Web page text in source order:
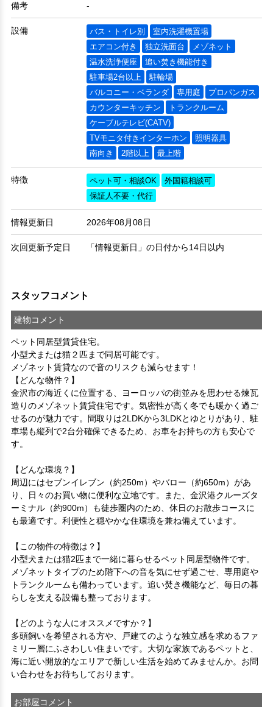
備考 -
設備 バス・トイレ別
室内洗濯機置場
エアコン付き
独立洗面台
メゾネット
温水洗浄便座
追い焚き機能付き
駐車場2台以上
駐輪場
バルコニー・ベランダ
専用庭
プロパンガス
カウンターキッチン
トランクルーム
ケーブルテレビ(CATV)
TVモニタ付きインターホン
照明器具
南向き
2階以上 最上階
特徴 ペット可・相談OK
外国籍相談可
保証人不要・代行
情報更新日 2026年08月08日
次回更新予定日 「情報更新日」の日付から14日以内
スタッフコメント
建物コメント
ペット同居型賃貸住宅。
小型犬または猫２匹まで同居可能です。
メゾネット賃貸なので音のリスクも減らせます！
【どんな物件？】
金沢市の海近くに位置する、ヨーロッパの街並みを思わせる煉瓦
造りのメゾネット賃貸住宅です。気密性が高く冬でも暖かく過ご
せるのが魅力です。間取りは2LDKから3LDKとゆとりがあり、駐
車場も縦列で2台分確保できるため、お車をお持ちの方も安心で
す。
【どんな環境？】
周辺にはセブンイレブン（約250m）やバロー（約650m）があ
り、日々のお買い物に便利な立地です。また、金沢港クルーズタ
ーミナル（約900m）も徒歩圏内のため、休日のお散歩コースに
も最適です。利便性と穏やかな住環境を兼ね備えています。
【この物件の特徴は？】
小型犬または猫2匹まで一緒に暮らせるペット同居型物件です。
メゾネットタイプのため階下への音を気にせず過ごせ、専用庭や
トランクルームも備わっています。追い焚き機能など、毎日の暮
らしを支える設備も整っております。
【どのような人にオススメですか？】
多頭飼いを希望される方や、戸建てのような独立感を求めるファ
ミリー層にふさわしい住まいです。大切な家族であるペットと、
海に近い開放的なエリアで新しい生活を始めてみませんか。お問
い合わせをお待ちしております。
お部屋コメント